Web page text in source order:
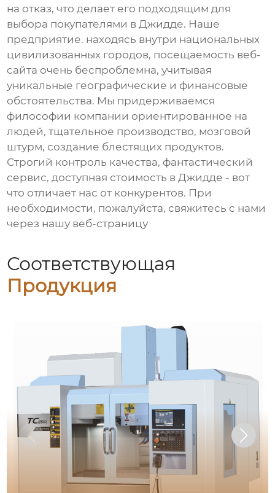
на отказ, что делает его подходящим для
выбора покупателями в Джидде. Наше
предприятие. находясь внутри национальных
цивилизованных городов, посещаемость веб-
сайта очень беспроблемна, учитывая
уникальные географические и финансовые
обстоятельства. Мы придерживаемся
философии компании ориентированное на
людей, тщательное производство, мозговой
штурм, создание блестящих продуктов.
Строгий контроль качества, фантастический
сервис, доступная стоимость в Джидде - вот
что отличает нас от конкурентов. При
необходимости, пожалуйста, свяжитесь с нами
через нашу веб-страницу
Соответствующая
Продукция